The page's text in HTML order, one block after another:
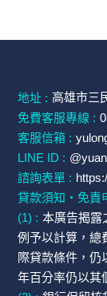
地址 : 高雄市三
免費客服專線 :
客服信箱 :
LINE ID :
諮詢表單 :
貸款須知・免責
(1) : 本廣告揭露
例予以計算，總
際貸款條件，仍
年百分率仍以其